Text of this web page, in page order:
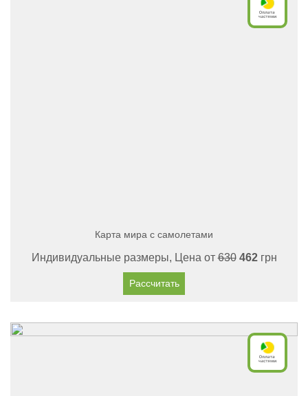
Карта мира с самолетами
Индивидуальные размеры, Цена от630 462грн
Рассчитать